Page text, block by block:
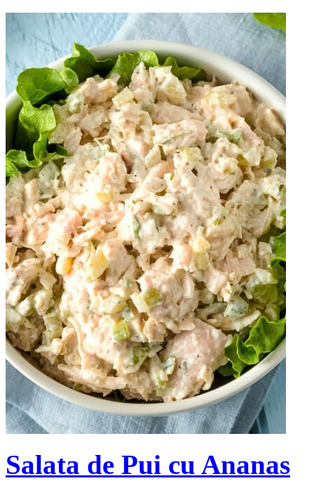
Salata de Pui cu Ananas